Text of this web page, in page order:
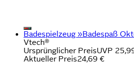
Badespielzeug »Badespaß
Vtech®
Ursprünglicher PreisUVP
Aktueller Preis24,69 €